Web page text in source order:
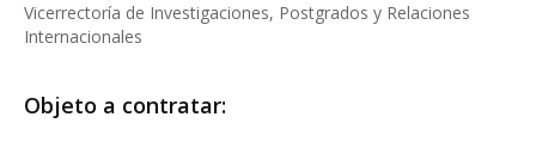
Vicerrectoría de Investigaciones, Postgrados y Relaciones
Internacionales
Objeto a contratar: